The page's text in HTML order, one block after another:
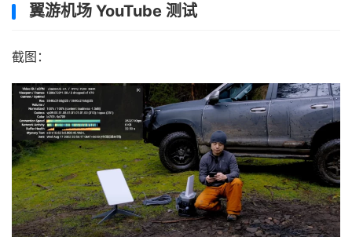
翼游机场 YouTube 测试
截图：